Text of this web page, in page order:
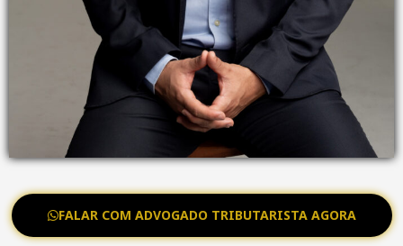
FALAR COM ADVOGADO TRIBUTARISTA AGORA